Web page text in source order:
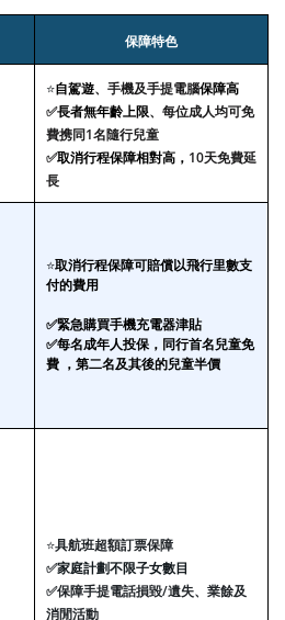
保障特色
⭐自駕遊、手機及手提電腦保障高
✅長者無年齡上限、每位成人均可免
費携同1名隨行兒童
✅取消行程保障相對高， 10天免費延
長
⭐取消行程保障可賠償以飛行里數支
付的費用
✅緊急購買手機充電器津貼
✅每名成年人投保，同行首名兒童免
費 ，第二名及其後的兒童半價
⭐具航班超額訂票保障
✅家庭計劃不限子女數目
✅保障手提電話損毀/遺失、業餘及
消閒活動